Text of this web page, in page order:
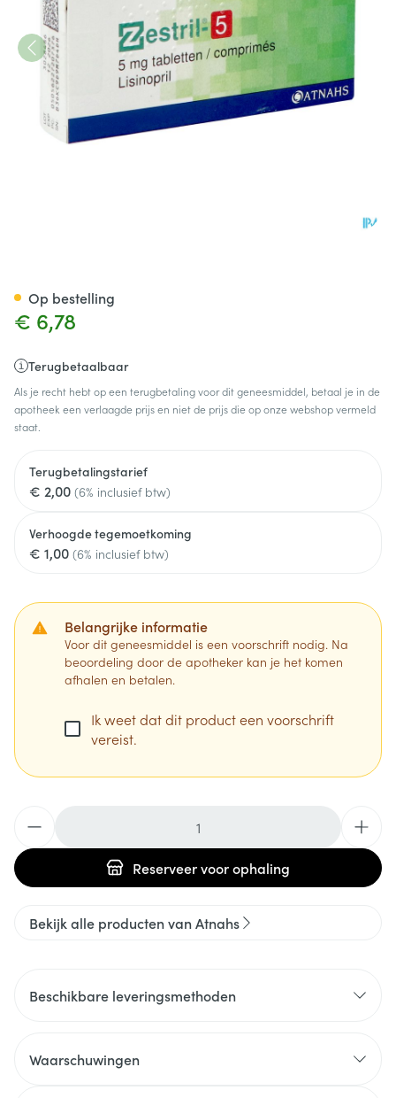
€ 6,78
Terugbetaalbaar
Als je recht hebt op een terugbetaling voor dit geneesmiddel, betaal je in de
apotheek een verlaagde prijs en niet de prijs die op onze webshop vermeld
staat.
Terugbetalingstarief
€ 2,00 (6% inclusief btw)
Verhoogde tegemoetkoming
€ 1,00 (6% inclusief btw)
Belangrijke informatie
Voor dit geneesmiddel is een voorschrift nodig. Na
beoordeling door de apotheker kan je het komen
afhalen en betalen.
Ik weet dat dit product een voorschrift
vereist.
Reserveervoor ophaling
Op bestelling
Bekijk alle producten van Atnahs
Beschikbare leveringsmethoden
Waarschuwingen